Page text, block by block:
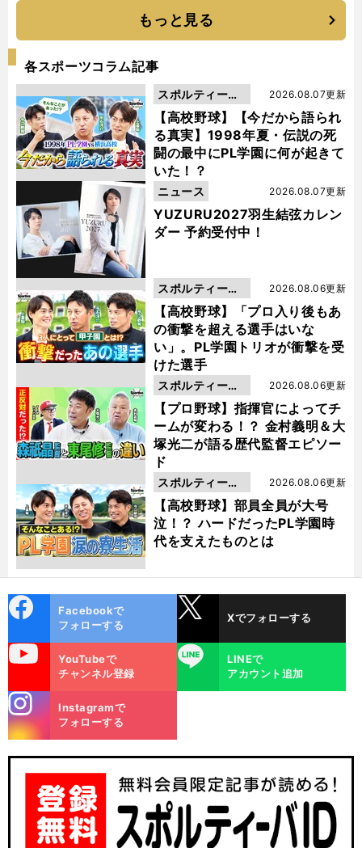
もっと見る
各スポーツコラム記事
【高校野球】【今だから語られ
る真実】1998年夏・伝説の死
闘の最中にPL学園に何が起きて
いた！？
2026.08.07更新
スポルティーバ
動画
YUZURU2027羽生結弦カレン
ダー 予約受付中！
2026.08.07更新
ニュース
【高校野球】「プロ入り後もあ
の衝撃を超える選手はいな
い」。PL学園トリオが衝撃を受
けた選手
2026.08.06更新
スポルティーバ
動画
【プロ野球】指揮官によってチ
ームが変わる！？ 金村義明＆大
塚光二が語る歴代監督エピソー
ド
2026.08.06更新
スポルティーバ
動画
【高校野球】部員全員が大号
泣！？ ハードだったPL学園時
代を支えたものとは
2026.08.06更新
スポルティーバ
動画
ok
Facebookで
フォローする
Xでフォローする
YouTubeで
チャンネル登録
LINE
LINEで
アカウント追加
m
Instagramで
フォローする